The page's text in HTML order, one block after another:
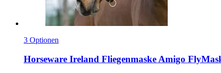
3 Optionen
Horseware Ireland Fliegenmaske Amigo